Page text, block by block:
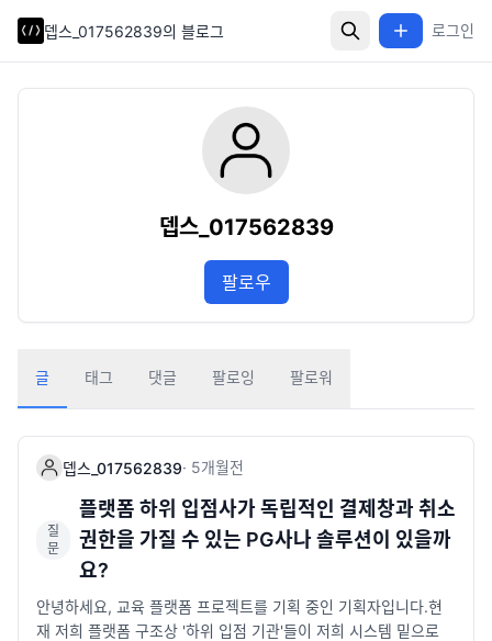
뎁스_017562839의 블로그 로그인
뎁스_017562839
팔로우
글 태그 댓글 팔로잉 팔로워
뎁스_017562839· 5개월전
질
문
플랫폼 하위 입점사가 독립적인 결제창과 취소
권한을 가질 수 있는 PG사나 솔루션이 있을까
요?
안녕하세요, 교육 플랫폼 프로젝트를 기획 중인 기획자입니다.현
재 저희 플랫폼 구조상 '하위 입점 기관'들이 저희 시스템 밑으로